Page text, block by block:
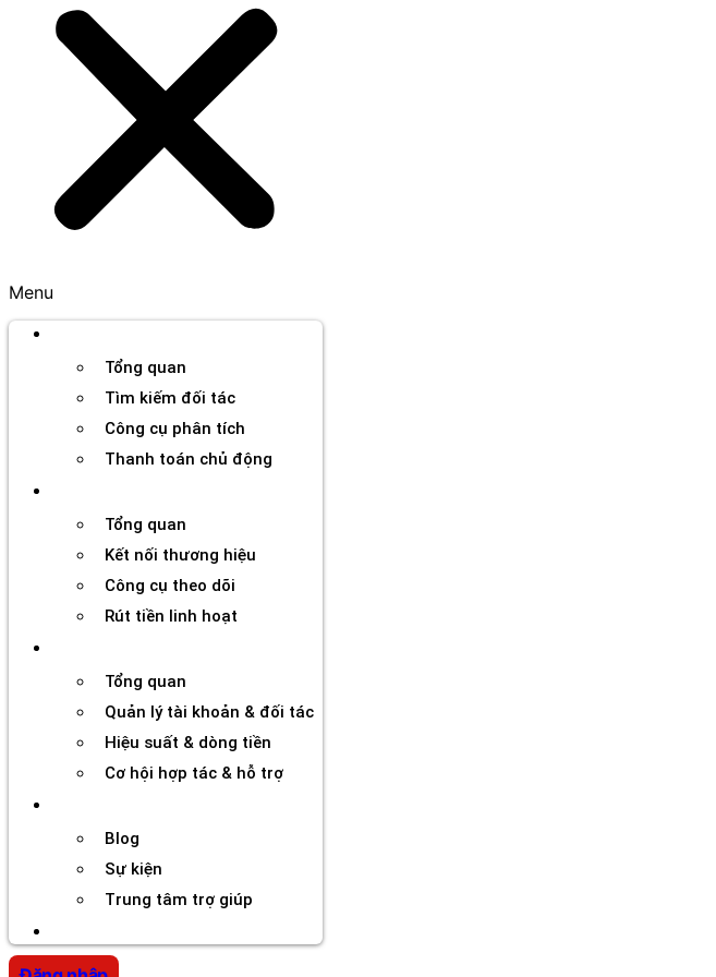
Menu
Tổng quan
Tìm kiếm đối tác
Công cụ phân tích
Thanh toán chủ động
Tổng quan
Kết nối thương hiệu
Công cụ theo dõi
Rút tiền linh hoạt
Tổng quan
Quản lý tài khoản & đối tác
Hiệu suất & dòng tiền
Cơ hội hợp tác & hỗ trợ
Blog
Sự kiện
Trung tâm trợ giúp